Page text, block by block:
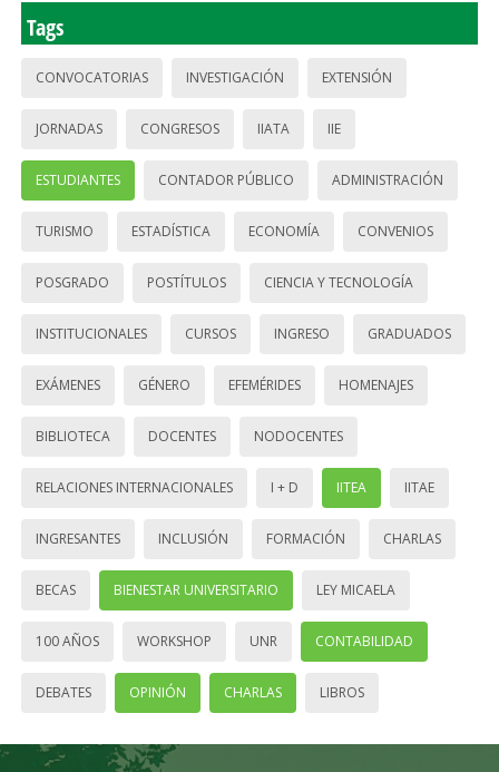
Tags
CONVOCATORIAS INVESTIGACIÓN EXTENSIÓN
JORNADAS CONGRESOS IIATA IIE
ESTUDIANTES CONTADOR PÚBLICO ADMINISTRACIÓN
TURISMO ESTADÍSTICA ECONOMÍA CONVENIOS
POSGRADO POSTÍTULOS CIENCIA Y TECNOLOGÍA
INSTITUCIONALES CURSOS INGRESO GRADUADOS
EXÁMENES GÉNERO EFEMÉRIDES HOMENAJES
BIBLIOTECA DOCENTES NODOCENTES
RELACIONES INTERNACIONALES I + D IITEA IITAE
INGRESANTES INCLUSIÓN FORMACIÓN CHARLAS
BECAS BIENESTAR UNIVERSITARIO LEY MICAELA
100 AÑOS WORKSHOP UNR CONTABILIDAD
DEBATES OPINIÓN CHARLAS LIBROS